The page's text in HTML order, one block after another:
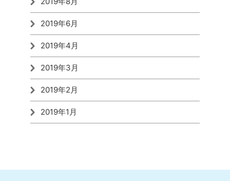
2019年6月
2019年4月
2019年3月
2019年2月
2019年1月